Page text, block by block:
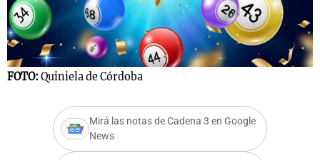
FOTO: Quiniela de Córdoba
Mirá las notas de Cadena 3 en Google
News